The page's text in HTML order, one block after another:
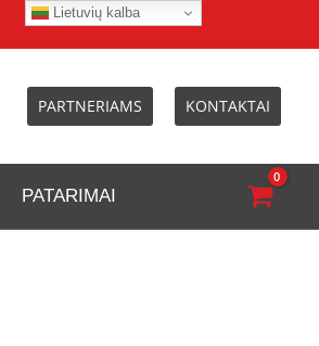
PARTNERIAMS KONTAKTAI
PATARIMAI
Lietuvių kalba